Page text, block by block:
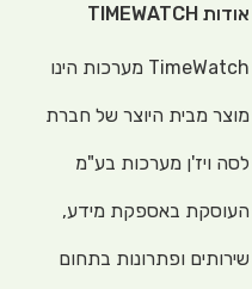
אודות TIMEWATCH
TimeWatch מערכות הינו
מוצר מבית היוצר של חברת
לסה ויז'ן מערכות בע"מ
העוסקת באספקת מידע,
שירותים ופתרונות בתחום